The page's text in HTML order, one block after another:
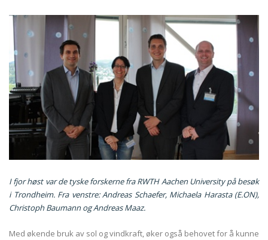
I fjor høst var de tyske forskerne fra RWTH Aachen University på besøk
i Trondheim. Fra venstre: Andreas Schaefer, Michaela Harasta (E.ON),
Christoph Baumann og Andreas Maaz.
Med økende bruk av sol og vindkraft, øker også behovet for å kunne